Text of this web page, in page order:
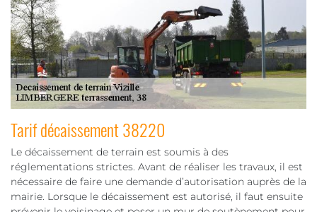
Tarif décaissement 38220
Le décaissement de terrain est soumis à des
réglementations strictes. Avant de réaliser les travaux, il est
nécessaire de faire une demande d’autorisation auprès de la
mairie. Lorsque le décaissement est autorisé, il faut ensuite